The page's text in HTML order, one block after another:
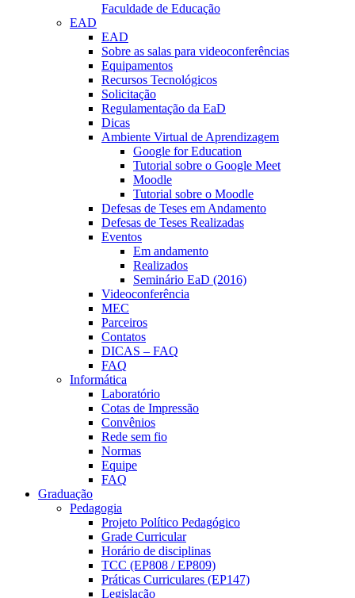
Faculdade de Educação
EAD
EAD
Sobre as salas para videoconferências
Equipamentos
Recursos Tecnológicos
Solicitação
Regulamentação da EaD
Dicas
Ambiente Virtual de Aprendizagem
Google for Education
Tutorial sobre o Google Meet
Moodle
Tutorial sobre o Moodle
Defesas de Teses em Andamento
Defesas de Teses Realizadas
Eventos
Em andamento
Realizados
Seminário EaD (2016)
Videoconferência
MEC
Parceiros
Contatos
DICAS – FAQ
FAQ
Informática
Laboratório
Cotas de Impressão
Convênios
Rede sem fio
Normas
Equipe
FAQ
Graduação
Pedagogia
Projeto Político Pedagógico
Grade Curricular
Horário de disciplinas
TCC (EP808 / EP809)
Práticas Curriculares (EP147)
Legislação